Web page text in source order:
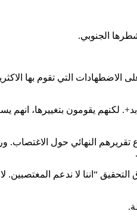
الجنوبي.
التي تقوم بها
لكنهم يقومون بتغييرها، انهم
النهائي حول الاغتصاب.
“اننا لا ندعم المغتصبين.